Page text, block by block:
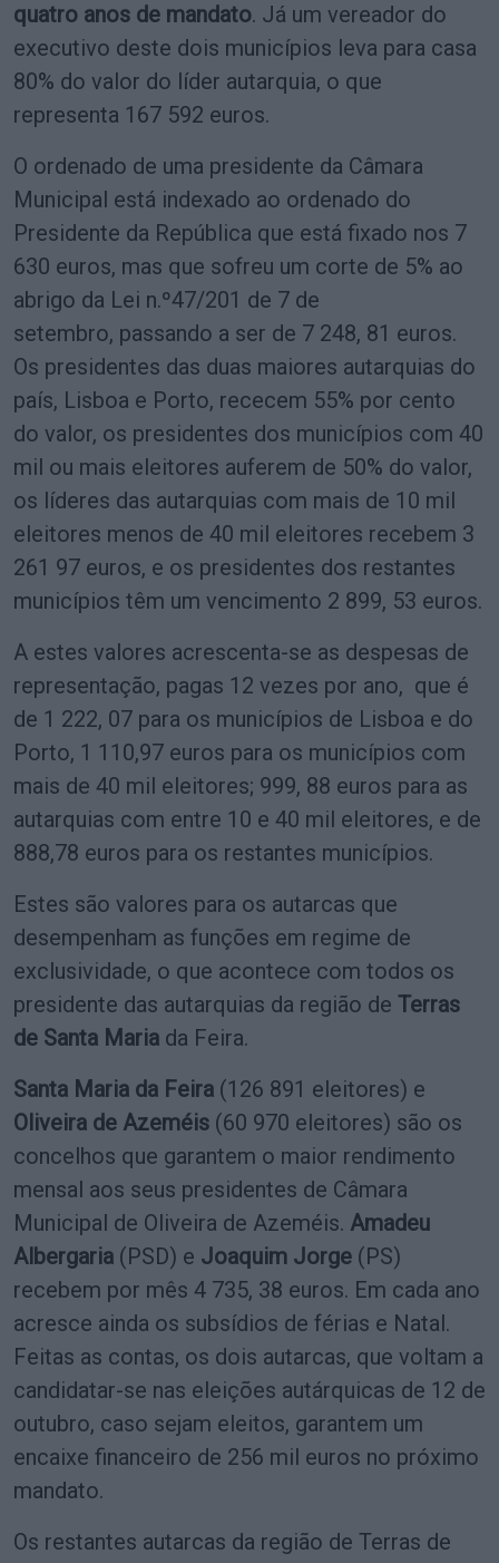
quatro anos de mandato. Já um vereador do
executivo deste dois municípios leva para casa
80% do valor do líder autarquia, o que
representa 167 592 euros.
O ordenado de uma presidente da Câmara
Municipal está indexado ao ordenado do
Presidente da República que está fixado nos 7
630 euros, mas que sofreu um corte de 5% ao
abrigo da Lei n.º47/201 de 7 de
setembro, passando a ser de 7 248, 81 euros.
Os presidentes das duas maiores autarquias do
país, Lisboa e Porto, rececem 55% por cento
do valor, os presidentes dos municípios com 40
mil ou mais eleitores auferem de 50% do valor,
os líderes das autarquias com mais de 10 mil
eleitores menos de 40 mil eleitores recebem 3
261 97 euros, e os presidentes dos restantes
municípios têm um vencimento 2 899, 53 euros.
A estes valores acrescenta-se as despesas de
representação, pagas 12 vezes por ano, que é
de 1 222, 07 para os municípios de Lisboa e do
Porto, 1 110,97 euros para os municípios com
mais de 40 mil eleitores; 999, 88 euros para as
autarquias com entre 10 e 40 mil eleitores, e de
888,78 euros para os restantes municípios.
Estes são valores para os autarcas que
desempenham as funções em regime de
exclusividade, o que acontece com todos os
presidente das autarquias da região de Terras
de Santa Maria da Feira.
Santa Maria da Feira (126 891 eleitores) e
Oliveira de Azeméis (60 970 eleitores) são os
concelhos que garantem o maior rendimento
mensal aos seus presidentes de Câmara
Municipal de Oliveira de Azeméis. Amadeu
Albergaria (PSD) e Joaquim Jorge (PS)
recebem por mês 4 735, 38 euros. Em cada ano
acresce ainda os subsídios de férias e Natal.
Feitas as contas, os dois autarcas, que voltam a
candidatar-se nas eleições autárquicas de 12 de
outubro, caso sejam eleitos, garantem um
encaixe financeiro de 256 mil euros no próximo
mandato.
Os restantes autarcas da região de Terras de